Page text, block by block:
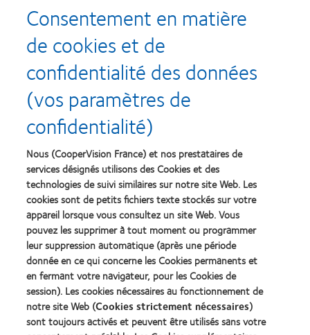
EN SAVOIR PLUS SUR NOUS
* Produits d’entretien pour lentilles CooperVision, lentilles de contact
souples et spéciales.
** Basé sur des combinaisons d’options Rx (sphère, cylindre, axe et ajout)
fabriquées, sur toutes les lentilles souples sphériques, toriques et
multifocales (y compris celles fabriquées sur commande), en SiHy et
hydrogel de 4 principaux fabricants. Comprend les lentilles de contact
journalières, bihebdomadaires et mensuelles. Lentilles de contact
cosmétiques et photochromiques non incluses. Les variantes de courbe de
base multiples ne sont pas incluses.
Référence :
CVI data on file, 2020.
CVI data on file, 2019.
Consentement en matière
de cookies et de
confidentialité des données
(vos paramètres de
confidentialité)
Nous (CooperVision France) et nos prestataires de
services désignés utilisons des Cookies et des
technologies de suivi similaires sur notre site Web. Les
cookies sont de petits fichiers texte stockés sur votre
appareil lorsque vous consultez un site Web. Vous
pouvez les supprimer à tout moment ou programmer
leur suppression automatique (après une période
donnée en ce qui concerne les Cookies permanents et
en fermant votre navigateur, pour les Cookies de
session). Les cookies nécessaires au fonctionnement de
notre site Web (Cookies strictement nécessaires)
sont toujours activés et peuvent être utilisés sans votre